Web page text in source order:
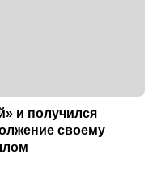
и получился
своему